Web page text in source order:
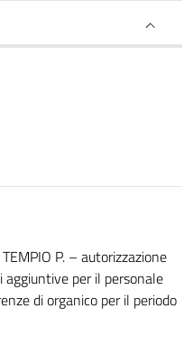
P. – autorizzazione
aggiuntive per il personale
di organico per il periodo